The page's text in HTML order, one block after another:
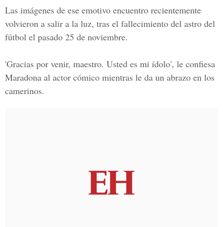
Las imágenes de ese emotivo encuentro recientemente
volvieron a salir a la luz, tras el fallecimiento del astro del
fútbol el pasado 25 de noviembre.
'Gracias por venir, maestro. Usted es mi ídolo', le confiesa
Maradona al actor cómico mientras le da un abrazo en los
camerinos.